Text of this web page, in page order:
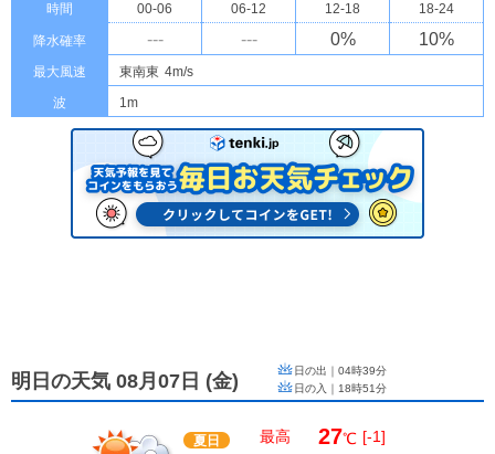
時間 00-06 06-12 12-18 18-24
降水確率 --- --- 0% 10%
最大風速 東南東 4m/s
波
1m
明日の天気 08月07日 (金) 日の出｜ 04時39分
日の入｜ 18時51分
夏日 最高 27℃ [-1]